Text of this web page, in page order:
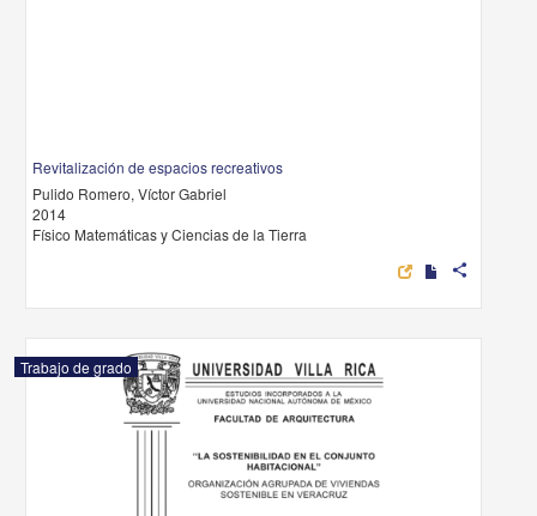
Revitalización de espacios recreativos
Pulido Romero, Víctor Gabriel
2014
Físico Matemáticas y Ciencias de la Tierra
share
Trabajo de grado